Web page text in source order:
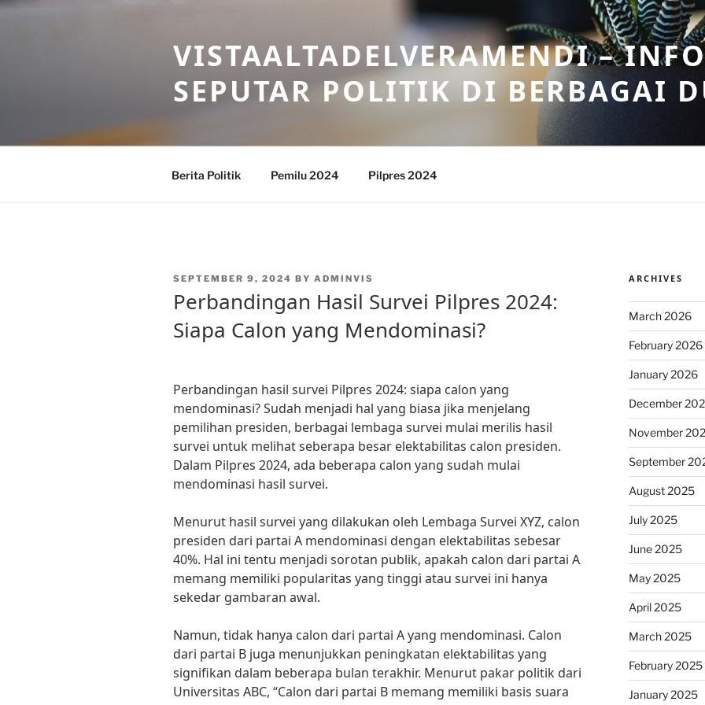
Skip
VISTAALTADELVERAMENDI –
SEPUTAR POLITIK DI BERBAGAI
Berita Politik Pemilu 2024 Pilpres 2024
POSTED
SEPTEMBER 9, 2024 BY ADMINVIS
Perbandingan Hasil Survei Pilpres 2024:
Siapa Calon yang Mendominasi?
Perbandingan hasil survei Pilpres 2024: siapa calon yang
mendominasi? Sudah menjadi hal yang biasa jika menjelang
pemilihan presiden, berbagai lembaga survei mulai merilis hasil
survei untuk melihat seberapa besar elektabilitas calon presiden.
Dalam Pilpres 2024, ada beberapa calon yang sudah mulai
mendominasi hasil survei.
Menurut hasil survei yang dilakukan oleh Lembaga Survei XYZ, calon
presiden dari partai A mendominasi dengan elektabilitas sebesar
40%. Hal ini tentu menjadi sorotan publik, apakah calon dari partai A
memang memiliki popularitas yang tinggi atau survei ini hanya
sekedar gambaran awal.
Namun, tidak hanya calon dari partai A yang mendominasi. Calon
dari partai B juga menunjukkan peningkatan elektabilitas yang
signifikan dalam beberapa bulan terakhir. Menurut pakar politik dari
Universitas ABC, “Calon dari partai B memang memiliki basis suara
ARCHIVES
March 2026
February 2026
January 2026
December
November
September
August 2025
July 2025
June 2025
May 2025
April 2025
March 2025
February 2025
January 2025